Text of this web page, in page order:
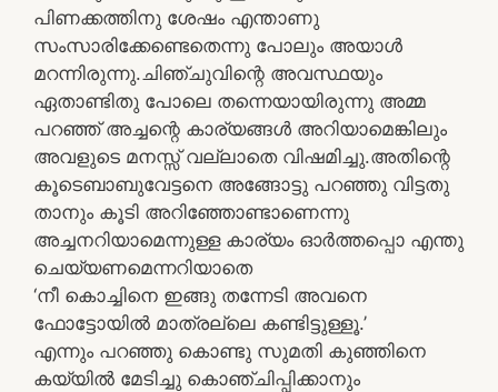
പിണക്കത്തിനു ശേഷം എന്താണു
സംസാരിക്കേണ്ടെതെന്നു പോലും അയാള്‍
മറന്നിരുന്നു.ചിഞ്ചുവിന്റെ അവസ്ഥയും
ഏതാണ്ടിതു പോലെ തന്നെയായിരുന്നു അമ്മ
പറഞ്ഞ് അച്ചന്റെ കാര്യങ്ങള്‍ അറിയാമെങ്കിലും
അവളുടെ മനസ്സ് വല്ലാതെ വിഷമിച്ചു.അതിന്റെ
കൂടെബാബുവേട്ടനെ അങ്ങോട്ടു പറഞ്ഞു വിട്ടതു
താനും കൂടി അറിഞ്ഞോണ്ടാണെന്നു
അച്ചനറിയാമെന്നുള്ള കാര്യം ഓര്‍ത്തപ്പൊ എന്തു
ചെയ്യണമെന്നറിയാതെ
‘നീ കൊച്ചിനെ ഇങ്ങു തന്നേടി അവനെ
ഫോട്ടോയില്‍ മാത്രല്ലെ കണ്ടിട്ടുള്ളൂ.’
എന്നും പറഞ്ഞു കൊണ്ടു സുമതി കുഞ്ഞിനെ
കയ്യില്‍ മേടിച്ചു കൊഞ്ചിപ്പിക്കാനും